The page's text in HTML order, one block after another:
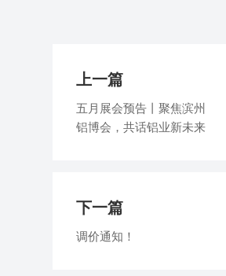
上一篇
五月展会预告丨聚焦滨州
铝博会，共话铝业新未来
下一篇
调价通知！